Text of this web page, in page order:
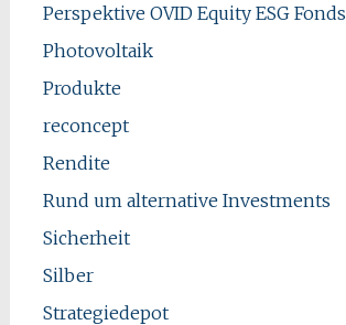
Perspektive OVID Equity ESG Fonds
Photovoltaik
Produkte
reconcept
Rendite
Rund um alternative Investments
Sicherheit
Silber
Strategiedepot